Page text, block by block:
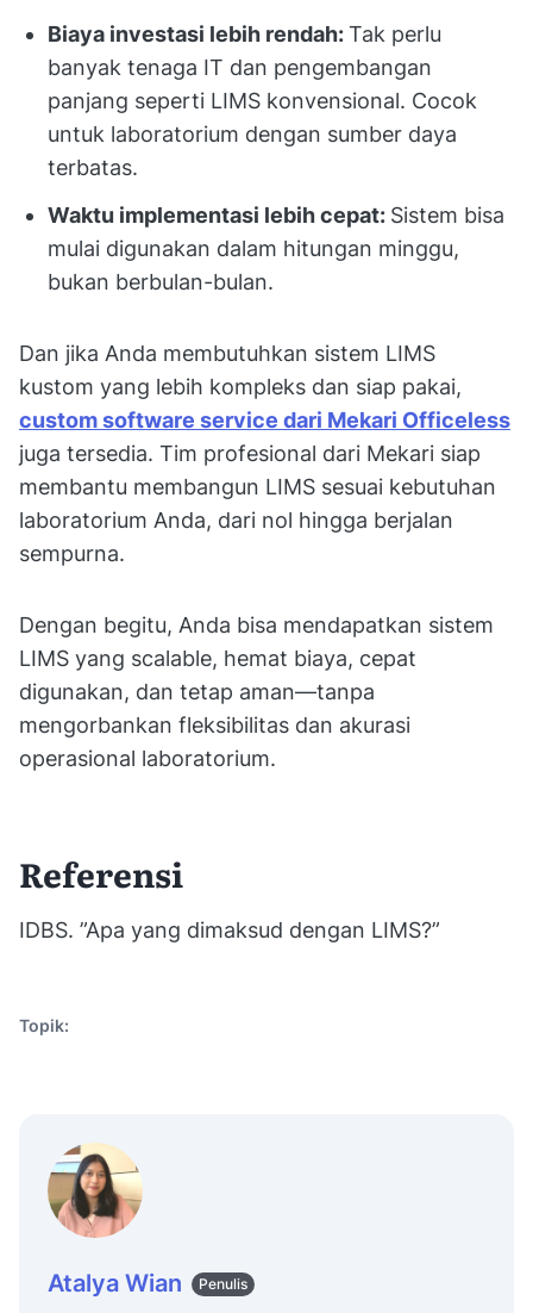
Biaya investasi lebih rendah:Tak perlu
banyak tenaga IT dan pengembangan
panjang seperti LIMS konvensional. Cocok
untuk laboratorium dengan sumber daya
terbatas.
Waktu implementasi lebih cepat: Sistem bisa
mulai digunakan dalam hitungan minggu,
bukan berbulan-bulan.
Dan jika Anda membutuhkan sistem LIMS
kustom yang lebih kompleks dan siap pakai,
custom software service dari Mekari Officeless
juga tersedia. Tim profesional dari Mekari siap
membantu membangun LIMS sesuai kebutuhan
laboratorium Anda, dari nol hingga berjalan
sempurna.
Dengan begitu, Anda bisa mendapatkan sistem
LIMS yang scalable, hemat biaya, cepat
digunakan, dan tetap aman—tanpa
mengorbankan fleksibilitas dan akurasi
operasional laboratorium.
Referensi
IDBS. ”Apa yang dimaksud dengan LIMS?”
Topik:
Atalya Wian Penulis